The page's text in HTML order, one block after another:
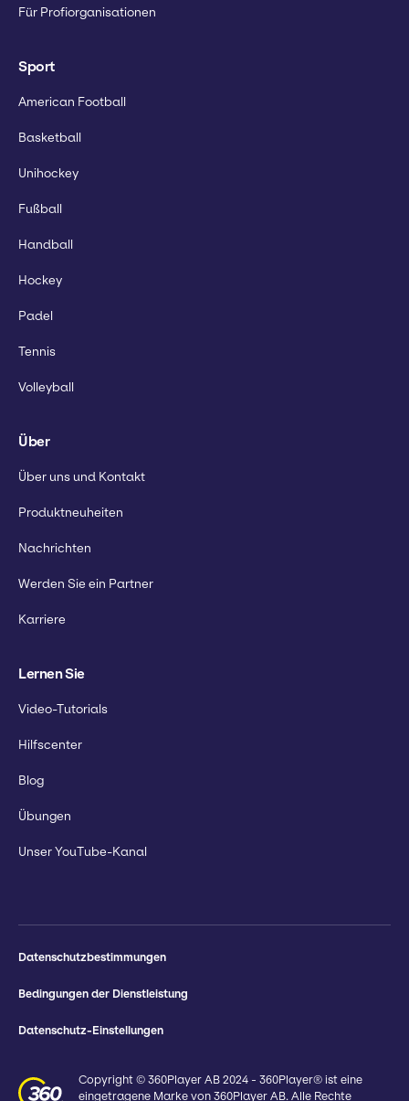
Für Profiorganisationen
Sport
American Football
Basketball
Unihockey
Fußball
Handball
Hockey
Padel
Tennis
Volleyball
Über
Über uns und Kontakt
Produktneuheiten
Nachrichten
Werden Sie ein Partner
Karriere
Lernen Sie
Video-Tutorials
Hilfscenter
Blog
Übungen
Unser YouTube-Kanal
Datenschutzbestimmungen
Bedingungen der Dienstleistung
Datenschutz-Einstellungen
Copyright © 360Player AB 2024 - 360Player® ist eine
eingetragene Marke von 360Player AB. Alle Rechte